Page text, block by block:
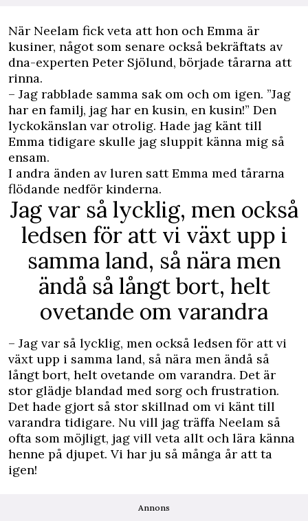
När Neelam fick veta att hon och Emma är
kusiner, något som senare också bekräftats av
dna-experten Peter Sjölund, började tårarna att
rinna.
– Jag rabblade samma sak om och om igen. ”Jag
har en familj, jag har en kusin, en kusin!” Den
lyckokänslan var otrolig. Hade jag känt till
Emma tidigare skulle jag sluppit känna mig så
ensam.
I andra änden av luren satt Emma med tårarna
flödande nedför kinderna.
Jag var så lycklig, men också
ledsen för att vi växt upp i
samma land, så nära men
ändå så långt bort, helt
ovetande om varandra
– Jag var så lycklig, men också ledsen för att vi
växt upp i samma land, så nära men ändå så
långt bort, helt ovetande om varandra. Det är
stor glädje blandad med sorg och frustration.
Det hade gjort så stor skillnad om vi känt till
varandra tidigare. Nu vill jag träffa Neelam så
ofta som möjligt, jag vill veta allt och lära känna
henne på djupet. Vi har ju så många år att ta
igen!
Annons